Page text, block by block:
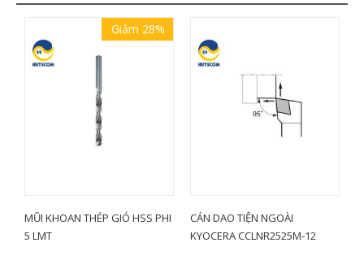
GIÓ HSS PHI
CÁN DAO TIỆN NGOÀI
KYOCERA CCLNR2525M-12
MẢNH DAO TIỆN
ĐỘ 2 MẶT